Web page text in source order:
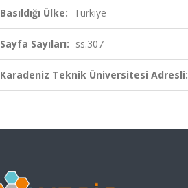
Basıldığı Ülke: Türkiye
Sayfa Sayıları: ss.307
Karadeniz Teknik Üniversitesi Adresli: